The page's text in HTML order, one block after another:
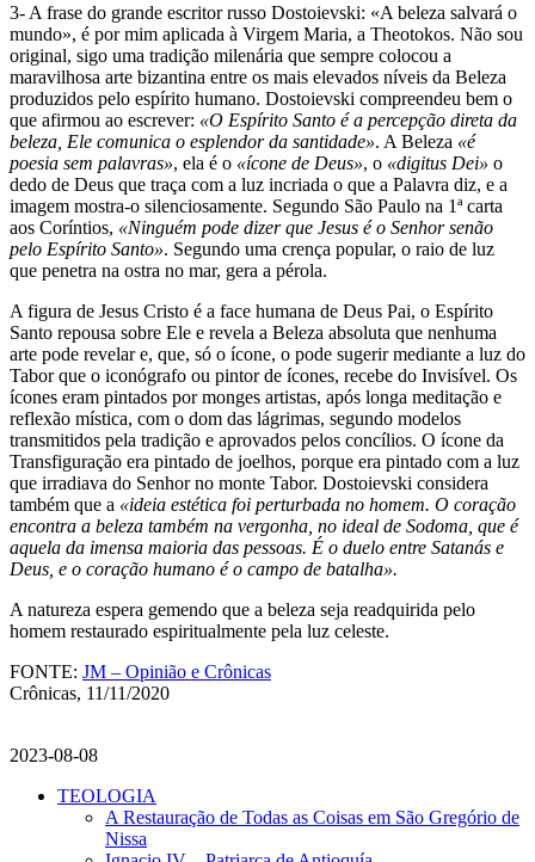
3- A frase do grande escritor russo Dostoievski: «A beleza salvará o
mundo», é por mim aplicada à Virgem Maria, a Theotokos. Não sou
original, sigo uma tradição milenária que sempre colocou a
maravilhosa arte bizantina entre os mais elevados níveis da Beleza
produzidos pelo espírito humano. Dostoievski compreendeu bem o
que afirmou ao escrever: «O Espírito Santo é a percepção direta da
beleza, Ele comunica o esplendor da santidade». A Beleza «é
poesia sem palavras», ela é o «ícone de Deus», o «digitus Dei» o
dedo de Deus que traça com a luz incriada o que a Palavra diz, e a
imagem mostra-o silenciosamente. Segundo São Paulo na 1ª carta
aos Coríntios, «Ninguém pode dizer que Jesus é o Senhor senão
pelo Espírito Santo». Segundo uma crença popular, o raio de luz
que penetra na ostra no mar, gera a pérola.
A figura de Jesus Cristo é a face humana de Deus Pai, o Espírito
Santo repousa sobre Ele e revela a Beleza absoluta que nenhuma
arte pode revelar e, que, só o ícone, o pode sugerir mediante a luz do
Tabor que o iconógrafo ou pintor de ícones, recebe do Invisível. Os
ícones eram pintados por monges artistas, após longa meditação e
reflexão mística, com o dom das lágrimas, segundo modelos
transmitidos pela tradição e aprovados pelos concílios. O ícone da
Transfiguração era pintado de joelhos, porque era pintado com a luz
que irradiava do Senhor no monte Tabor. Dostoievski considera
também que a «ideia estética foi perturbada no homem. O coração
encontra a beleza também na vergonha, no ideal de Sodoma, que é
aquela da imensa maioria das pessoas. É o duelo entre Satanás e
Deus, e o coração humano é o campo de batalha».
A natureza espera gemendo que a beleza seja readquirida pelo
homem restaurado espiritualmente pela luz celeste.
FONTE: JM – Opinião e Crônicas
Crônicas, 11/11/2020
2023-08-08
TEOLOGIA
A Restauração de Todas as Coisas em São Gregório de
Nissa